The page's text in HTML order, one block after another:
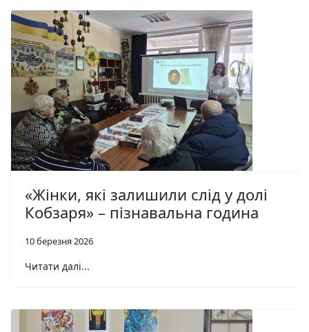
«Жінки, які залишили слід у долі
Кобзаря» – пізнавальна година
10 березня 2026
Читати далі...